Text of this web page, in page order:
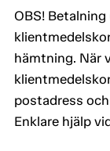
OBS!
hämtning. När
postadress
Enklare hjälp